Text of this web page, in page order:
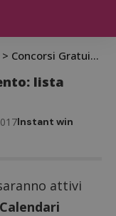
> Concorsi Gratuiti >
lista
Instant win
attivi
Calendari